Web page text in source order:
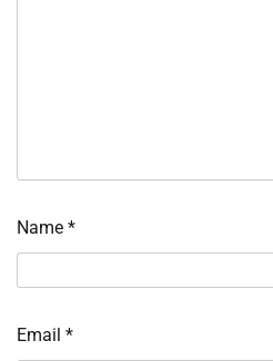
Name *
Email *